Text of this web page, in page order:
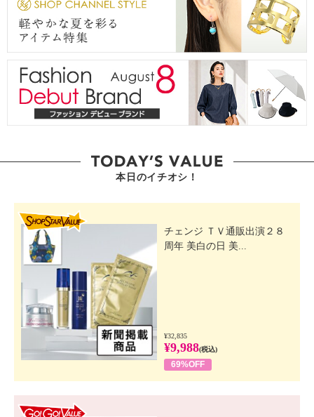
本日のイチオシ！
チェンジ ＴＶ通販出演２８
周年 美白の日 美...
¥32,835
¥9,988(税込)
69%OFF